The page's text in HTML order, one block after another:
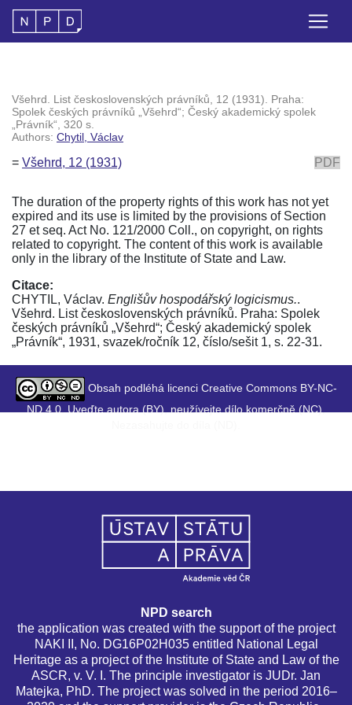
Všehrd. List československých právníků, 12 (1931). Praha:
Spolek českých právníků „Všehrd“; Český akademický spolek
„Právník“, 320 s.
Authors: Chytil, Václav
= Všehrd, 12 (1931) PDF
The duration of the property rights of this work has not yet
expired and its use is limited by the provisions of Section
27 et seq. Act No. 121/2000 Coll., on copyright, on rights
related to copyright. The content of this work is available
only in the library of the Institute of State and Law.
Citace:
CHYTIL, Václav. Englišův hospodářský logicismus..
Všehrd. List československých právníků. Praha: Spolek
českých právníků „Všehrd“; Český akademický spolek
„Právník“, 1931, svazek/ročník 12, číslo/sešit 1, s. 22-31.
Obsah podléhá licenci Creative Commons BY-NC-
ND 4.0. Uveďte autora (BY), neužívejte dílo komerčně (NC),
NPD search
the application was created with the support of the project
NAKI II, No. DG16P02H035 entitled National Legal
Heritage as a project of the Institute of State and Law of the
ASCR, v. V. I. The principle investigator is JUDr. Jan
Matejka, PhD. The project was solved in the period 2016–